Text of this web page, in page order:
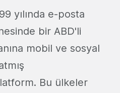
yılında e-posta
bir ABD'li
mobil ve sosyal
Bu ülkeler